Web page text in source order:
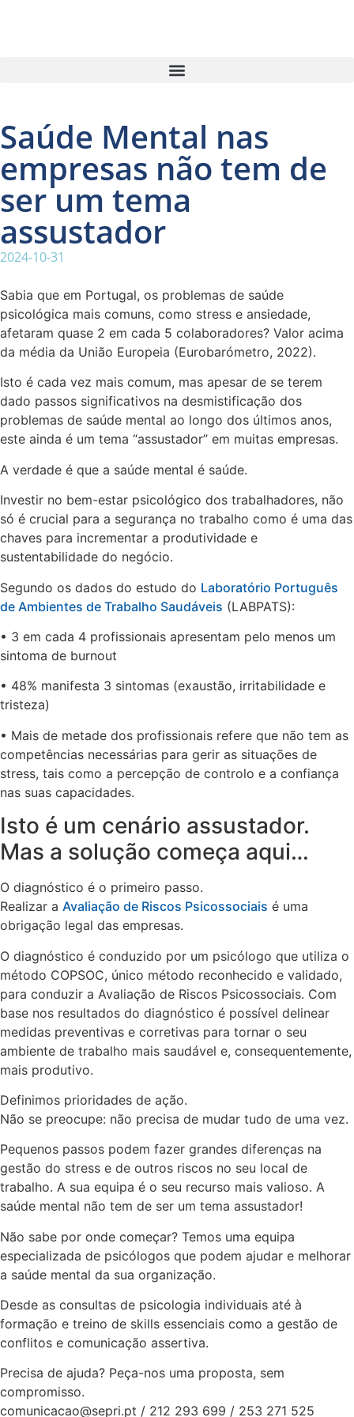
Saúde Mental nas
empresas não tem de
ser um tema
assustador
2024-10-31
Sabia que em Portugal, os problemas de saúde
psicológica mais comuns, como stress e ansiedade,
afetaram quase 2 em cada 5 colaboradores? Valor acima
da média da União Europeia (Eurobarómetro, 2022).
Isto é cada vez mais comum, mas apesar de se terem
dado passos significativos na desmistificação dos
problemas de saúde mental ao longo dos últimos anos,
este ainda é um tema “assustador” em muitas empresas.
A verdade é que a saúde mental é saúde.
Investir no bem-estar psicológico dos trabalhadores, não
só é crucial para a segurança no trabalho como é uma das
chaves para incrementar a produtividade e
sustentabilidade do negócio.
Segundo os dados do estudo do Laboratório Português
de Ambientes de Trabalho Saudáveis (LABPATS):
• 3 em cada 4 profissionais apresentam pelo menos um
sintoma de burnout
• 48% manifesta 3 sintomas (exaustão, irritabilidade e
tristeza)
• Mais de metade dos profissionais refere que não tem as
competências necessárias para gerir as situações de
stress, tais como a percepção de controlo e a confiança
nas suas capacidades.
Isto é um cenário assustador.
Mas a solução começa aqui…
O diagnóstico é o primeiro passo.
Realizar a Avaliação de Riscos Psicossociais é uma
obrigação legal das empresas.
O diagnóstico é conduzido por um psicólogo que utiliza o
método COPSOC, único método reconhecido e validado,
para conduzir a Avaliação de Riscos Psicossociais. Com
base nos resultados do diagnóstico é possível delinear
medidas preventivas e corretivas para tornar o seu
ambiente de trabalho mais saudável e, consequentemente,
mais produtivo.
Definimos prioridades de ação.
Não se preocupe: não precisa de mudar tudo de uma vez.
Pequenos passos podem fazer grandes diferenças na
gestão do stress e de outros riscos no seu local de
trabalho. A sua equipa é o seu recurso mais valioso. A
saúde mental não tem de ser um tema assustador!
Não sabe por onde começar? Temos uma equipa
especializada de psicólogos que podem ajudar e melhorar
a saúde mental da sua organização.
Desde as consultas de psicologia individuais até à
formação e treino de skills essenciais como a gestão de
conflitos e comunicação assertiva.
Precisa de ajuda? Peça-nos uma proposta, sem
compromisso.
comunicacao@sepri.pt / 212 293 699 / 253 271 525